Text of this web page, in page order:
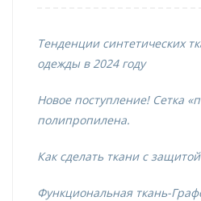
Тенденции синтетических
одежды в 2024 году
Новое поступление! Сетка
полипропилена.
Как сделать ткани с
Функциональная ткань-